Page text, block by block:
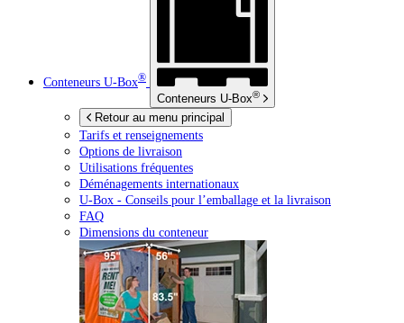
Conteneurs U-Box®
Conteneurs U-Box®
Retour au menu principal
Tarifs et renseignements
Options de livraison
Utilisations fréquentes
Déménagements internationaux
U-Box - Conseils pour l’emballage et la livraison
FAQ
Dimensions du conteneur